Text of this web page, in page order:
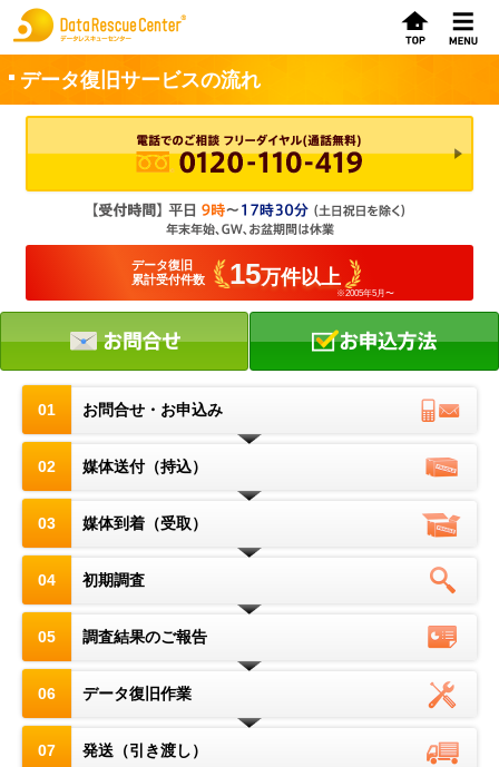
データ復旧サービスの流れ
データ復旧
累計受付件数
15万件以上
※2005年5月〜
01 お問合せ・お申込み
02 媒体送付（持込）
03 媒体到着（受取）
04 初期調査
05 調査結果のご報告
06 データ復旧作業
07 発送（引き渡し）
お申込方法
お問合せ
初めてのお客さまへ
サービスの流れ
データレスキューセンターの特徴
対応メディア
よくあるご質問
データ復旧特集
データ復旧のウソ？ホント？
プライバシーマーク認定